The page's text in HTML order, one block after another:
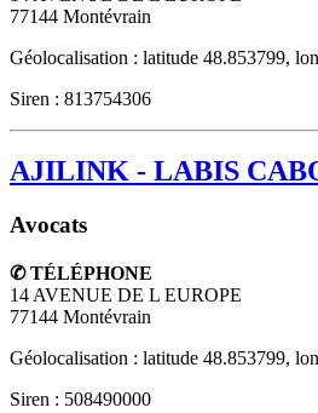
77144 Montévrain
Géolocalisation : latitude 48.853799,
Siren : 813754306
AJILINK - LABIS
Avocats
✆ TÉLÉPHONE
14 AVENUE DE L EUROPE
77144 Montévrain
Géolocalisation : latitude 48.853799,
Siren : 508490000